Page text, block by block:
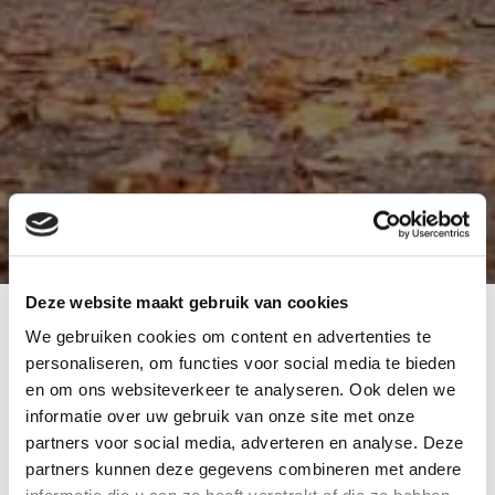
Deze website maakt gebruik van cookies
We gebruiken cookies om content en advertenties te
personaliseren, om functies voor social media te bieden
en om ons websiteverkeer te analyseren. Ook delen we
informatie over uw gebruik van onze site met onze
partners voor social media, adverteren en analyse. Deze
partners kunnen deze gegevens combineren met andere
Deze website maakt gebruik van cookies. We
gebruiken cookies om content en advertenties te
personaliseren, om functies voor social media te
bieden en om ons websiteverkeer te analyseren. Ook
delen we informatie over uw gebruik van onze site